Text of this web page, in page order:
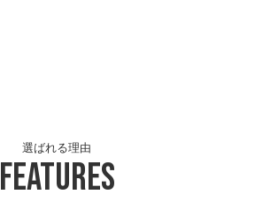
Features
選ばれる理由